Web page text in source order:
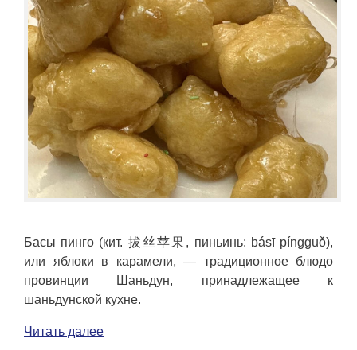
Басы пинго (кит. 拔丝苹果, пиньинь: básī píngguǒ),
или яблоки в карамели, — традиционное блюдо
провинции Шаньдун, принадлежащее к
шаньдунской кухне.
Читать далее